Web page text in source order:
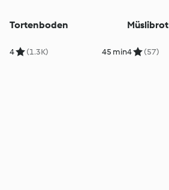
Tortenboden
4 (1.3K) 45 min
Müslibrot
4 (57)